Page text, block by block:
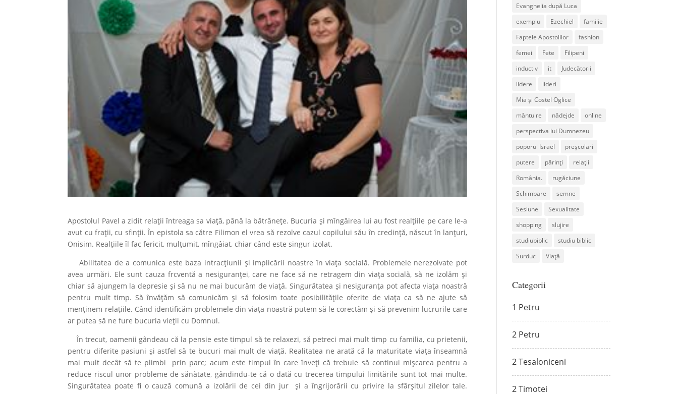
Apostolul Pavel a zidit relații întreaga sa viață, până la bătrânețe. Bucuria și mîngâirea lui au fost realțiile pe care le-a
avut cu frații, cu sfinții. În epistola sa către Filimon el vrea să rezolve cazul copilului său în credință, născut în lanțuri,
Onisim. Realțiile îl fac fericit, mulțumit, mîngâiat, chiar când este singur izolat.
Abilitatea de a comunica este baza intracțiunii și implicării noastre în viața socială. Problemele nerezolvate pot
avea urmări. Ele sunt cauza frcventă a nesiguranței, care ne face să ne retragem din viața socială, să ne izolăm și
chiar să ajungem la depresie și să nu ne mai bucurăm de viață. Singurătatea și nesiguranța pot afecta viața noastră
pentru mult timp. Să învățăm să comunicăm și să folosim toate posibilitățile oferite de viața ca să ne ajute să
menținem relațiile. Când identificăm problemele din viața noastră putem să le corectăm și să prevenim lucrurile care
ar putea să ne fure bucuria vieții cu Domnul.
În trecut, oamenii gândeau că la pensie este timpul să te relaxezi, să petreci mai mult timp cu familia, cu prietenii,
pentru diferite pasiuni și astfel să te bucuri mai mult de viață. Realitatea ne arată că la maturitate viața înseamnă
mai mult decât să te plimbi prin parc; acum este timpul în care înveți că trebuie să continui mișcarea pentru a
reduce riscul unor probleme de sănătate, gândindu-te că o dată cu trecerea timpului limitările sunt tot mai multe.
Singurătatea poate fi o cauză comună a izolării de cei din jur și a îngrijorării cu privire la sfârșitul zilelor tale.
Evanghelia după Luca
exemplu
Ezechiel
familie
Faptele Apostolilor
fashion
femei
Fete
Filipeni
inductiv
it
Judecătorii
lidere
lideri
Mia și Costel Oglice
mântuire
nădejde
online
perspectiva lui Dumnezeu
poporul Israel
preșcolari
putere
părinți
relații
România.
rugăciune
Schimbare
semne
Sesiune
Sexualitate
shopping
slujire
studiubiblic
studiu biblic
Surduc
Viață
Categorii
1 Petru
2 Petru
2 Tesaloniceni
2 Timotei